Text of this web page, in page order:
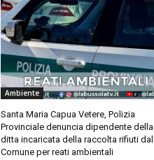
Ambiente
Santa Maria Capua Vetere, Polizia
Provinciale denuncia dipendente della
ditta incaricata della raccolta rifiuti dal
Comune per reati ambientali